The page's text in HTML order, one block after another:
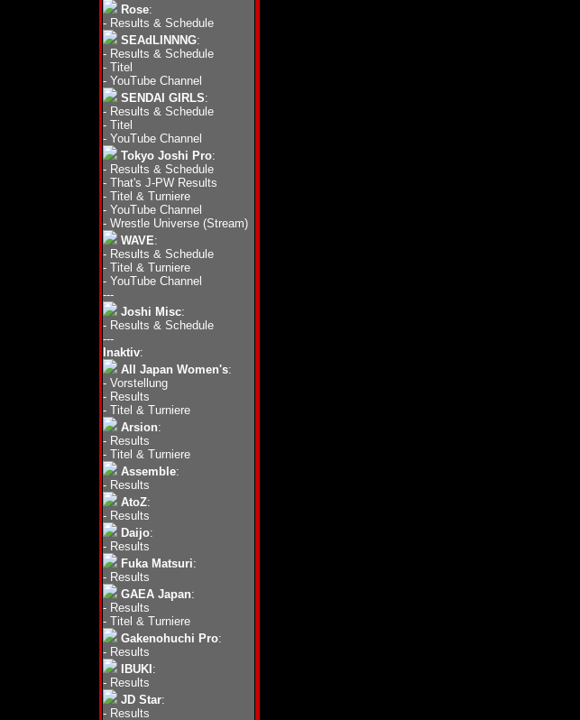
Rose:
- Results & Schedule
SEAdLINNNG:
- Results & Schedule
- Titel
- YouTube Channel
SENDAI GIRLS:
- Results & Schedule
- Titel
- YouTube Channel
Tokyo Joshi Pro:
- Results & Schedule
- That's J-PW Results
- Titel & Turniere
- YouTube Channel
- Wrestle Universe (Stream)
WAVE:
- Results & Schedule
- Titel & Turniere
- YouTube Channel
---
Joshi Misc:
- Results & Schedule
---
Inaktiv:
All Japan Women's:
- Vorstellung
- Results
- Titel & Turniere
Arsion:
- Results
- Titel & Turniere
Assemble:
- Results
AtoZ:
- Results
Daijo:
- Results
Fuka Matsuri:
- Results
GAEA Japan:
- Results
- Titel & Turniere
Gakenohuchi Pro:
- Results
IBUKI :
- Results
JD Star:
- Results